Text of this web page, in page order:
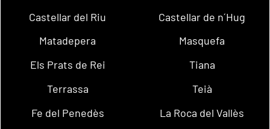
Castellar del Riu
Castellar de n´Hug
Matadepera
Masquefa
Els Prats de Rei
Tiana
Terrassa
Teià
Fe del Penedès
La Roca del Vallès